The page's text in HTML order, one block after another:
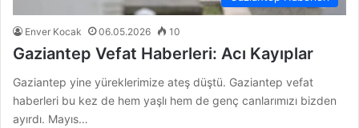
Enver Kocak 06.05.2026 10
Gaziantep Vefat Haberleri: Acı Kayıplar
Gaziantep yine yüreklerimize ateş düştü. Gaziantep vefat
haberleri bu kez de hem yaşlı hem de genç canlarımızı bizden
ayırdı. Mayıs…